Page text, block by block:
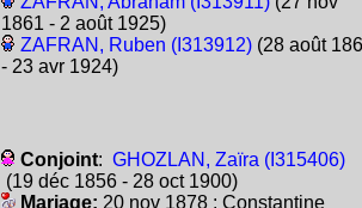
1861 - 2 août 1925)
ZAFRAN, Ruben (I313912)(28 août
- 23 avr 1924)
Conjoint: GHOZLAN, Zaïra (I315406)
(19 déc 1856 - 28 oct 1900)
Mariage: 20 nov 1878 : Constantine